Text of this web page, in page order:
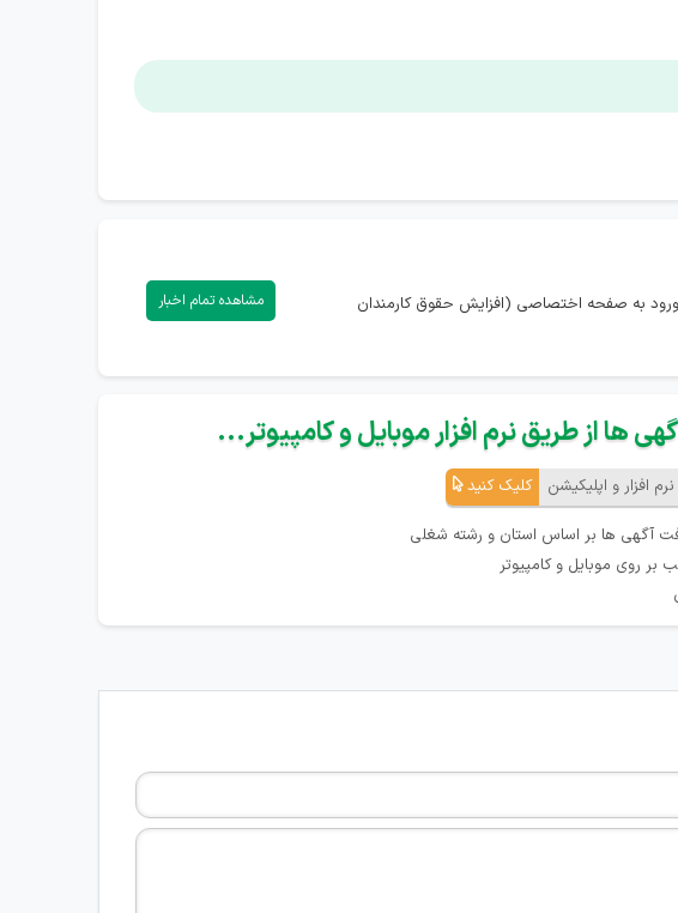
ورود به صفحه اختصاصی (افزایش حقوق کارمندان
مشاهده تمام اخبار
ها از طریق نرم افزار موبایل و کامپیوتر...
افزار و اپلیکیشن کلیک کنید
آگهی ها بر اساس استان و رشته شغلی
بر روی موبایل و کامپیوتر